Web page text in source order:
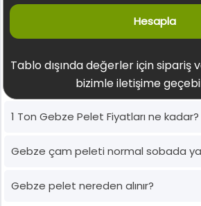
Hesapla
Tablo dışında değerler için sipariş
bizimle iletişime
1 Ton Gebze Pelet Fiyatları ne kadar?
Gebze çam peleti normal sobada
Gebze pelet nereden alınır?